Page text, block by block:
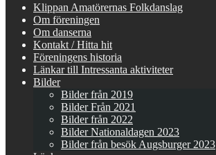
Klippan Amatörernas Folkdanslag
Om föreningen
Om danserna
Kontakt / Hitta hit
Föreningens historia
Länkar till Intressanta aktiviteter
Bilder
Bilder från 2019
Bilder Från 2021
Bilder från 2022
Bilder Nationaldagen 2023
Bilder från besök Augsburger 2023